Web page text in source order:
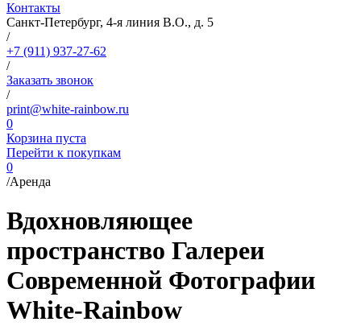
Контакты
Санкт-Петербург, 4-я линия В.О., д. 5
/
+7 (911) 937-27-62
/
Заказать звонок
/
print@white-rainbow.ru
0
Корзина пуста
Перейти к покупкам
0
/Аренда
Вдохновляющее
пространство Галереи
Современной Фотографии
White-Rainbow